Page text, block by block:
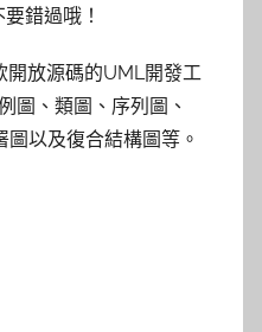
錯過哦！
開放源碼的UML開發工
圖、類圖、序列圖、
以及復合結構圖等。